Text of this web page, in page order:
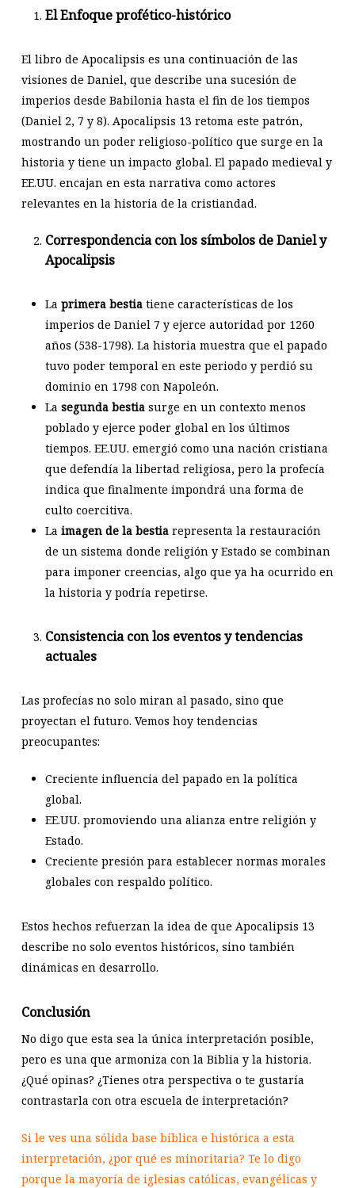
El Enfoque profético-histórico
El libro de Apocalipsis es una continuación de las
visiones de Daniel, que describe una sucesión de
imperios desde Babilonia hasta el fin de los tiempos
(Daniel 2, 7 y 8). Apocalipsis 13 retoma este patrón,
mostrando un poder religioso-político que surge en la
historia y tiene un impacto global. El papado medieval y
EE.UU. encajan en esta narrativa como actores
relevantes en la historia de la cristiandad.
Correspondencia con los símbolos de Daniel y
Apocalipsis
La primera bestiatiene características de los
imperios de Daniel 7 y ejerce autoridad por 1260
años (538-1798). La historia muestra que el papado
tuvo poder temporal en este periodo y perdió su
dominio en 1798 con Napoleón.
La segunda bestiasurge en un contexto menos
poblado y ejerce poder global en los últimos
tiempos. EE.UU. emergió como una nación cristiana
que defendía la libertad religiosa, pero la profecía
indica que finalmente impondrá una forma de
culto coercitiva.
La imagen de la bestiarepresenta la restauración
de un sistema donde religión y Estado se combinan
para imponer creencias, algo que ya ha ocurrido en
la historia y podría repetirse.
Consistencia con los eventos y tendencias
actuales
Las profecías no solo miran al pasado, sino que
proyectan el futuro. Vemos hoy tendencias
preocupantes:
Creciente influencia del papado en la política
global.
EE.UU. promoviendo una alianza entre religión y
Estado.
Creciente presión para establecer normas morales
globales con respaldo político.
Estos hechos refuerzan la idea de que Apocalipsis 13
describe no solo eventos históricos, sino también
dinámicas en desarrollo.
Conclusión
No digo que esta sea la única interpretación posible,
pero es una que armoniza con la Biblia y la historia.
¿Qué opinas? ¿Tienes otra perspectiva o te gustaría
contrastarla con otra escuela de interpretación?
Si le ves una sólida base bíblica e histórica a esta
interpretación, ¿por qué es minoritaria? Te lo digo
porque la mayoría de iglesias católicas, evangélicas y